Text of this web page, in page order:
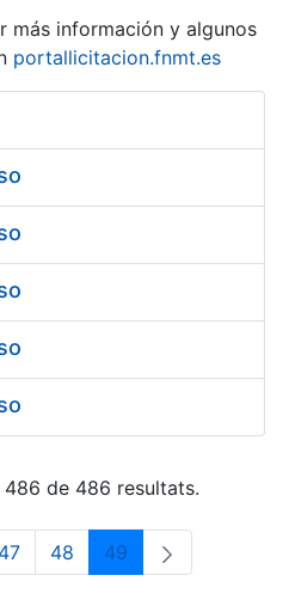
más información y algunos
portallicitacion.fnmt.es
de 486 resultats.
intermèdies Utilitzeu TAB
Pàgina
47 Pàgina
48 Pàgina
49